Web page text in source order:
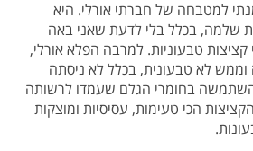
למטבחה של חברתי אורלי. היא
שלמה, בכלל בלי לדעת שאני באה
קציצות טבעוניות. למרבה הפלא אורלי,
וממש לא טבעונית, בכלל לא ניסתה
בחומרי הגלם שעמדו לרשותה
הכי טעימות, עסיסיות ומוצקות